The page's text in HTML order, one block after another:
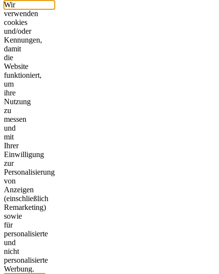
Wir
verwenden
cookies
und/oder
Kennungen,
damit
die
Website
funktioniert,
um
ihre
Nutzung
zu
messen
und
mit
Ihrer
Einwilligung
zur
Personalisierung
von
Anzeigen
(einschließlich
Remarketing)
sowie
für
personalisierte
und
nicht
personalisierte
Werbung.